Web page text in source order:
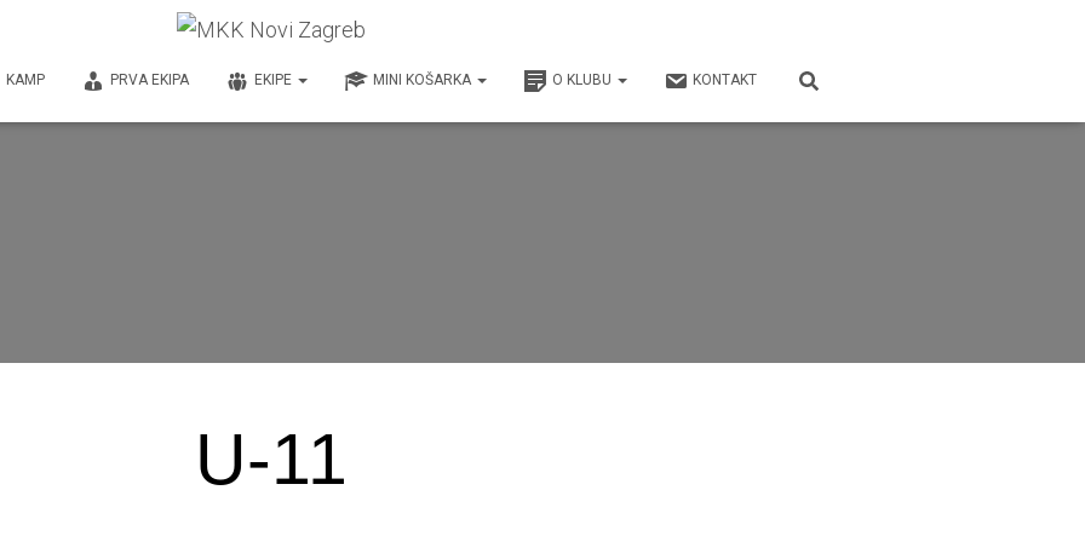
KAMP PRVA EKIPA EKIPE MINI KOŠARKA O KLUBU KONTAKT
U-11